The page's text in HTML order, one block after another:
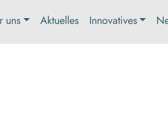
uns Aktuelles Innovatives